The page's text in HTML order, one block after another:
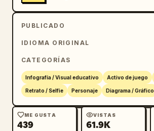
PUBLICADO
IDIOMA ORIGINAL
CATEGORÍAS
Infografía / Visual educativo Activo de juego
Retrato / Selfie Personaje Diagrama / Gráfico
ME GUSTA
439
VISTAS
61.9K